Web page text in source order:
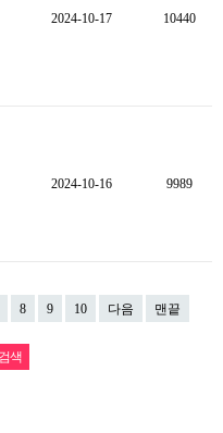
2024-10-17 10440
2024-10-16 9989
8 9 10 다음 맨끝